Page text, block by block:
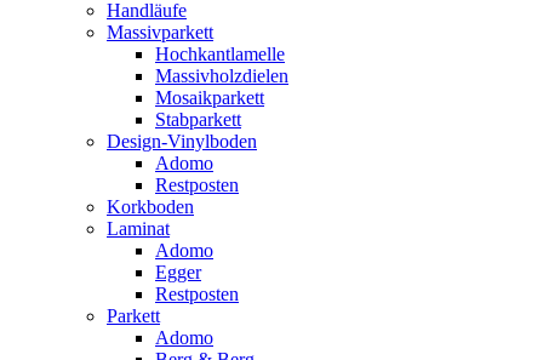
Handläufe
Massivparkett
Hochkantlamelle
Massivholzdielen
Mosaikparkett
Stabparkett
Design-Vinylboden
Adomo
Restposten
Korkboden
Laminat
Adomo
Egger
Restposten
Parkett
Adomo